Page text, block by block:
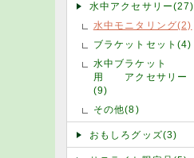
水中アクセサリー(27)
水中モニタリング(2)
ブラケットセット(4)
水中ブラケット
用 アクセサリー
(9)
その他(8)
おもしろグッズ(3)